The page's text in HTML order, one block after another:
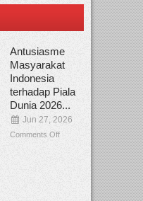
Antusiasme
Masyarakat
Indonesia
terhadap Piala
Dunia 2026...
Jun 27, 2026
Comments Off